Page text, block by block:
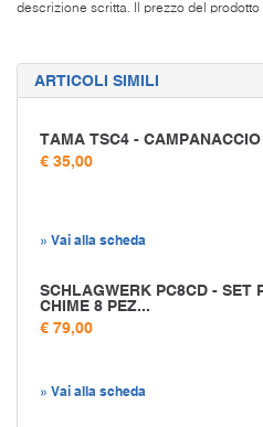
descrizione scritta. Il prezzo del
ARTICOLI SIMILI
TAMA TSC4 -
€ 35,00
» Vai alla scheda
SCHLAGWERK PC8CD - SET
CHIME 8 PEZ...
€ 79,00
» Vai alla scheda